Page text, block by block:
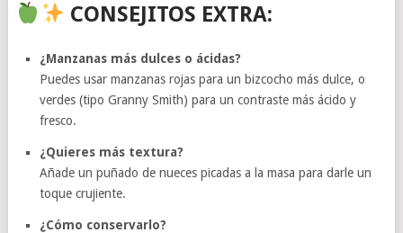
CONSEJITOS EXTRA:
¿Manzanas más dulces o ácidas?
Puedes usar manzanas rojas para un bizcocho más dulce, o
verdes (tipo Granny Smith) para un contraste más ácido y
fresco.
¿Quieres más textura?
Añade un puñado de nueces picadas a la masa para darle un
toque crujiente.
¿Cómo conservarlo?